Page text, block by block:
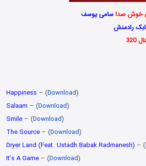
ی خوش صداسامی یوسف
رادمنش
Happiness – (Download)
Salaam – (Download)
Smile– (Download)
The Source– (Download)
Dryer Land (Feat. Ustadh Babak Radmanesh) – (
It’s A Game– (Download)